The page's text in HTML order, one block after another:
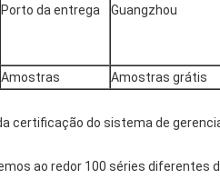
Porto da entrega Guangzhou
Amostras Amostras grátis
certificação do sistema de
ao redor 100 séries diferentes